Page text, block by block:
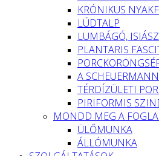
KRÓNIKUS
LÚDTALP
LUMBÁGÓ, ISIÁSZ
PLANTARIS
A
TÉRDÍZÜLETI
PIRIFORMIS
MONDD MEG A
ÜLŐMUNKA
ÁLLÓMUNKA